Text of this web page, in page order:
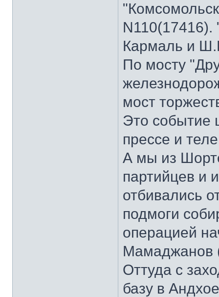
Кармаль и
По мосту
мост
Это событие
прессе и
А мы из
партийцев и
отбивались
подмоги
операцией
Мамаджанов
Оттуда с
базу в